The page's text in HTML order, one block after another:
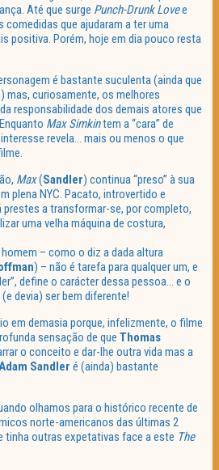
Até que surge Punch-Drunk Lovee
comedidas que ajudaram a ter uma
positiva. Porém, hoje em dia pouco resta
é bastante suculenta (ainda que
mas, curiosamente, os melhores
responsabilidade dos demais atores que
Max Simkintem a “cara” de
revela… mais ou menos o que
Max(Sandler) continua “preso” à sua
plena NYC. Pacato, introvertido e
prestes a transformar-se, por completo,
uma velha máquina de costura,
– como o diz a dada altura
) – não é tarefa para qualquer um, e
define o carácter dessa pessoa… e o
devia) ser bem diferente!
em demasia porque, infelizmente, o filme
sensação de que Thomas
o conceito e dar-lhe outra vida mas a
Sandler é (ainda) bastante
olhamos para o histórico recente de
norte-americanos das últimas 2
tinha outras expetativas face a este The